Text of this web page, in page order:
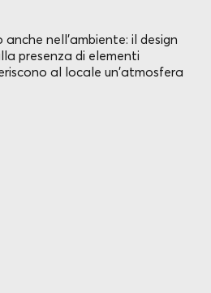
nell’ambiente: il design
presenza di elementi
al locale un'atmosfera